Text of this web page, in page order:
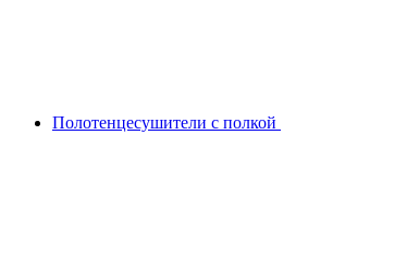
Полотенцесушители с полкой